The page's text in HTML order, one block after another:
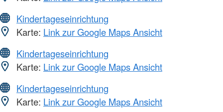
Kindertageseinrichtung
Karte: Link zur Google Maps Ansicht
Kindertageseinrichtung
Karte: Link zur Google Maps Ansicht
Kindertageseinrichtung
Karte: Link zur Google Maps Ansicht